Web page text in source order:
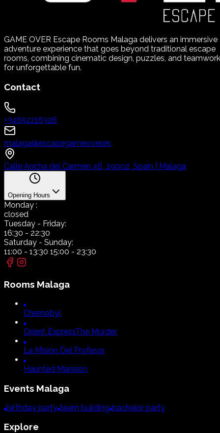
GAME OVER Escape Rooms Malaga delivers an immersive
adventure experience that goes beyond traditional escape
rooms, combining cinematic design, puzzles, and teamwork
for unforgettable fun.
Contact
+34652216326
malaga@escapegameover.es
Calle Ancha del Carmen 46, 29002, Spain | Malaga
Opening Hours
Monday :
closed
Tuesday - Friday:
16:30 - 22:30
Saturday - Sunday:
11:00 - 13:30 15:00 - 23:30
Rooms Malaga
Chernobyl
Orient ExpressThe Murder
La Misión Del Profesor
Haunted Mansion
Events Malaga
birthday party team building bachelor party
Explore